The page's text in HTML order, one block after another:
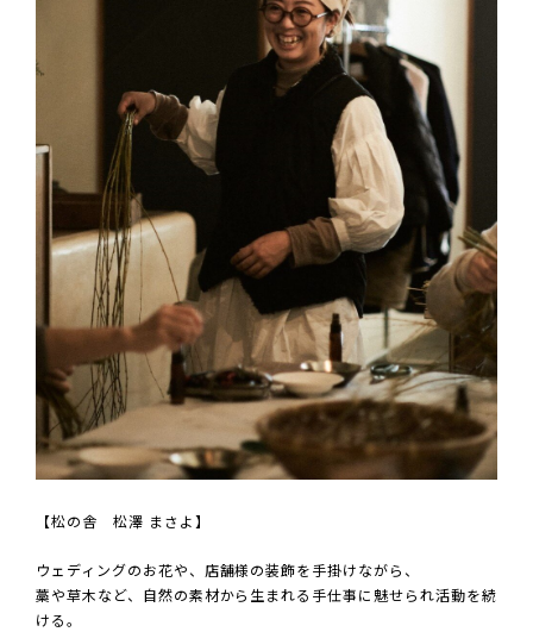
【松の舎 松澤 まさよ】
ウェディングのお花や、店舗様の装飾を手掛けながら、
藁や草木など、自然の素材から生まれる手仕事に魅せられ活動を続
ける。